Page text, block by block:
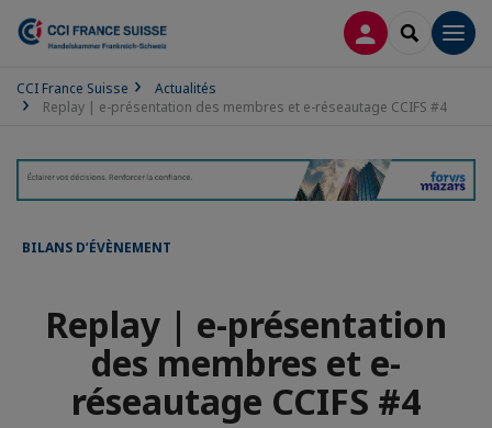
CONNEXION
CCI France Suisse
Actualités
Replay | e-présentation des membres et e-réseautage CCIFS #4
BILANS D’ÉVÈNEMENT
Replay | e-présentation
des membres et e-
réseautage CCIFS #4